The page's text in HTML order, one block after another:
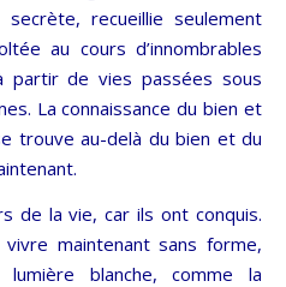
secrète, recueillie seulement
au cours d’innombrables
partir de vies passées sous
La connaissance du bien et
trouve au-delà du bien et du
de la vie, car ils ont conquis.
maintenant sans forme,
lumière blanche, comme la